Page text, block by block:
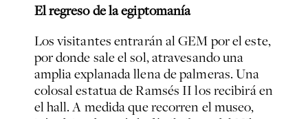
El regreso de la egiptomanía
Los visitantes entrarán al GEM por el este,
por donde sale el sol, atravesando una
amplia explanada llena de palmeras. Una
colosal estatua de Ramsés II los recibirá en
el hall. A medida que recorren el museo,